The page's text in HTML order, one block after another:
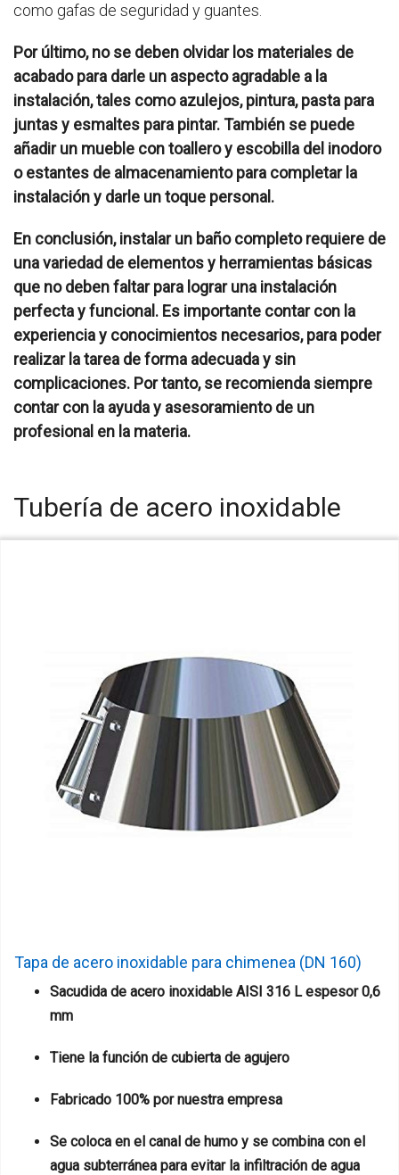
como gafas de seguridad y guantes.
Por último, no se deben olvidar los materiales de
acabado para darle un aspecto agradable a la
instalación, tales como azulejos, pintura, pasta para
juntas y esmaltes para pintar. También se puede
añadir un mueble contoalleroy escobilla del inodoro
o estantes de almacenamiento para completar la
instalación y darle un toque personal.
En conclusión, instalar un baño completo requiere de
una variedad de elementos y herramientas básicas
que no deben faltar para lograr una instalación
perfecta y funcional. Es importante contar con la
experiencia y conocimientos necesarios, para poder
realizar la tarea de forma adecuada y sin
complicaciones. Por tanto, se recomienda siempre
contar con la ayuda y asesoramiento de un
profesional en la materia.
Tubería de acero inoxidable
Tapa de acero inoxidable para chimenea (DN 160)
Sacudida de acero inoxidable AISI 316 L espesor 0,6
mm
Tiene la función de cubierta de agujero
Fabricado 100% por nuestra empresa
Se coloca en el canal de humo y se combina con el
agua subterránea para evitar la infiltración de agua